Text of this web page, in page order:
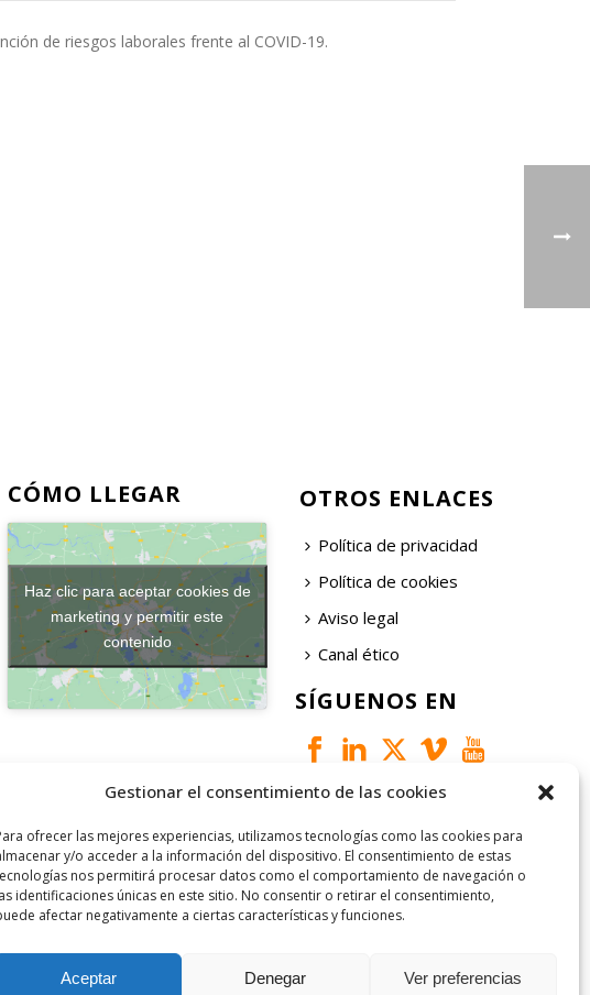
Gestionar el consentimiento de las cookies
ofrecer las mejores experiencias, utilizamos tecnologías como las cookies para
y/o acceder a la información del dispositivo. El consentimiento de estas
nos permitirá procesar datos como el comportamiento de navegación o
identificaciones únicas en este sitio. No consentir o retirar el consentimiento,
afectar negativamente a ciertas características y funciones.
Aceptar Denegar Ver preferencias
de riesgos laborales frente al COVID-19.
CÓMO LLEGAR
Haz clic para aceptar cookies de
marketing y permitir este
contenido
OTROS ENLACES
Política de privacidad
Política de cookies
Aviso legal
Canal ético
SÍGUENOS EN